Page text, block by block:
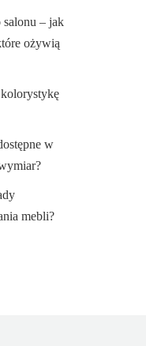
– jak
ożywią
w
mebli?